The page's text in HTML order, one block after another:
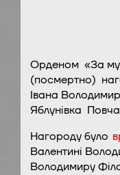
Орденом «За
(посмертно)
Івана
Яблунівка
Нагороду було
Валентині
Володимиру